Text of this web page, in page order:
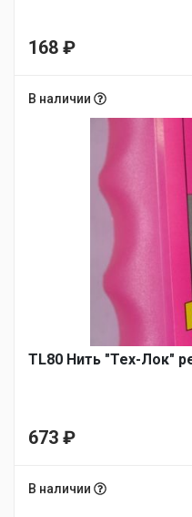
168 ₽
В наличии
TL80 Нить "Тех-Лок"
673 ₽
В наличии